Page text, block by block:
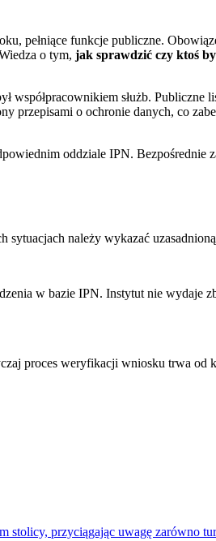
pełniące funkcje publiczne.
o tym, jak sprawdzić czy ktoś
służb. Publiczne
o ochronie danych, co
oddziale IPN. Bezpośrednie
należy wykazać
w bazie IPN. Instytut nie wydaje
proces weryfikacji wniosku trwa
stolicy, przyciągając uwagę zarówno